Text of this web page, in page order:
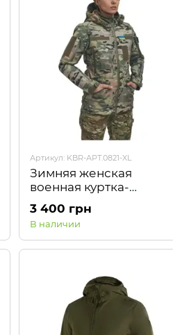
Артикул: KBR-АРТ.0821-XL
Зимняя женская
военная куртка-
трансформер FS Soft
Shell 2в1 Мультикам
Kiborg
3 400 грн
В наличии